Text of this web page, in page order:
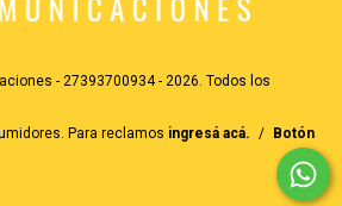
- 27393700934 - 2026. Todos los
Para reclamos ingresá acá. /
Botón